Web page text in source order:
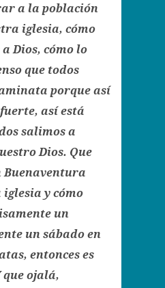
a la población
iglesia, cómo
Dios, cómo lo
que todos
porque así
así está
salimos a
Dios. Que
Buenaventura
iglesia y cómo
un
un sábado en
entonces es
ojalá,